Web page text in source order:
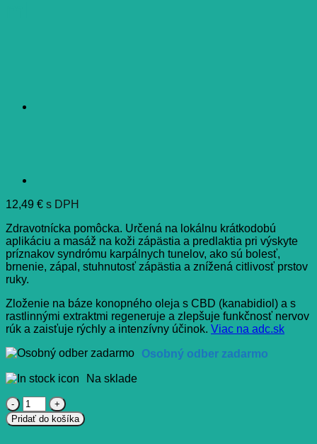
12,49 € s DPH
Zdravotnícka pomôcka. Určená na lokálnu krátkodobú
aplikáciu a masáž na koži zápästia a predlaktia pri výskyte
príznakov syndrómu karpálnych tunelov, ako sú bolesť,
brnenie, zápal, stuhnutosť zápästia a znížená citlivosť prstov
ruky.
Zloženie na báze konopného oleja s CBD (kanabidiol) a s
rastlinnými extraktmi regeneruje a zlepšuje funkčnosť nervov
rúk a zaisťuje rýchly a intenzívny účinok. Viac na adc.sk
Osobný odber zadarmo
Na sklade
množstvo
KARPALex
CBD
Pridať do košíka